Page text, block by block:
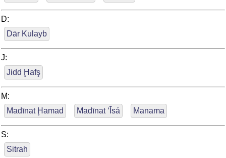
D:
Dār Kulayb
J:
Jidd Ḩafş
M:
Madīnat Ḩamad
Madīnat ‘Īsá Manama
S:
Sitrah